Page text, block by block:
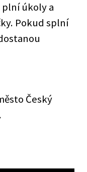
úkoly a
Pokud splní
Český